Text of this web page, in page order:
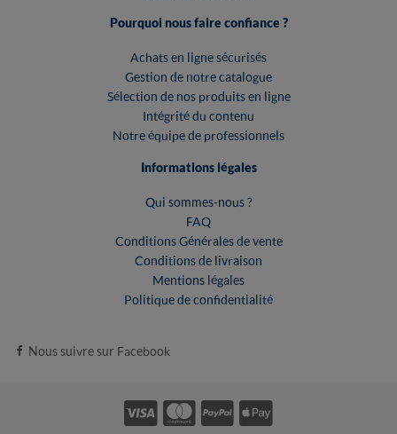
Pourquoi nous faire confiance ?
Achats en ligne sécurisés
Gestion de notre catalogue
Sélection de nos produits en ligne
Intégrité du contenu
Notre équipe de professionnels
Informations légales
Qui sommes-nous ?
FAQ
Conditions Générales de vente
Conditions de livraison
Mentions légales
Politique de confidentialité
Nous suivre sur Facebook